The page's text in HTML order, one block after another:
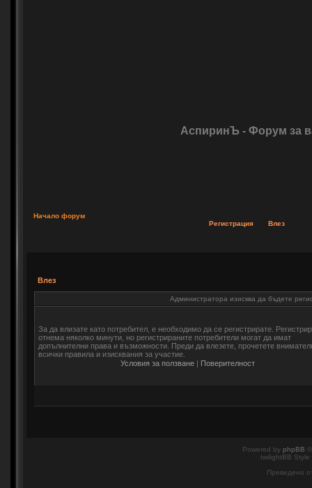
АспиринЪ - Форум за
Начало форум
Регистрация
Влез
Влез
Администратора изисква да бъдете
За да влизате като потребител, е необходимо да се регистрирате.
отнема няколко минути, но регистрираните потребители могат да имат
допълнителни права и възможности. Преди да влезете, прочетете
всички правила и изисквания за участие.
Условия за ползване | Поверителност
Powered by phpBB
twilightBB
Преведено